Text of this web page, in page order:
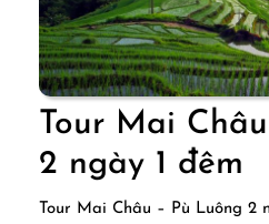
Tour Mai
2 ngày 1 đêm
Tour Mai Châu – Pù Luông 2 ngày 1 đêm là hành trình